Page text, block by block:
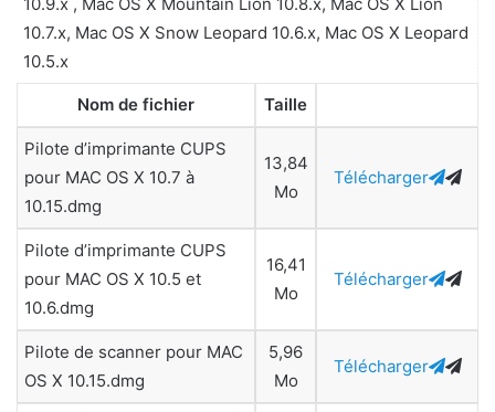
10.7.x, Mac OS X Snow Leopard 10.6.x, Mac OS X Leopard
10.5.x
Nom de fichier Taille
Pilote d’imprimante CUPS
pour MAC OS X 10.7 à
10.15.dmg
13,84
Mo
Télécharger
Pilote d’imprimante CUPS
pour MAC OS X 10.5 et
10.6.dmg
16,41
Mo
Télécharger
Pilote de scanner pour MAC
OS X 10.15.dmg
5,96
Mo
Télécharger